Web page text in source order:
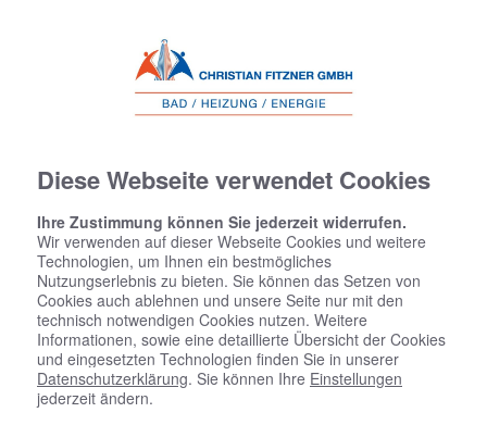
Diese Webseite verwendet Cookies
Ihre Zustimmung können Sie jederzeit widerrufen.
Wir verwenden auf dieser Webseite Cookies und weitere
Technologien, um Ihnen ein bestmögliches
Nutzungserlebnis zu bieten. Sie können das Setzen von
Cookies auch ablehnen und unsere Seite nur mit den
technisch notwendigen Cookies nutzen. Weitere
Informationen, sowie eine detaillierte Übersicht der Cookies
und eingesetzten Technologien finden Sie in unserer
Datenschutzerklärung. Sie können Ihre Einstellungen
jederzeit ändern.